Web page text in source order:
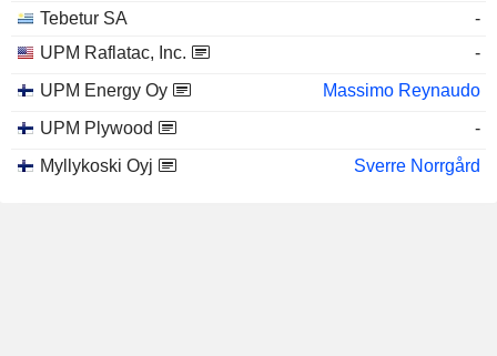
Tebetur SA
-
UPM Raflatac, Inc.
-
UPM Energy Oy
Massimo Reynaudo
UPM Plywood
-
Myllykoski Oyj
Sverre Norrgård